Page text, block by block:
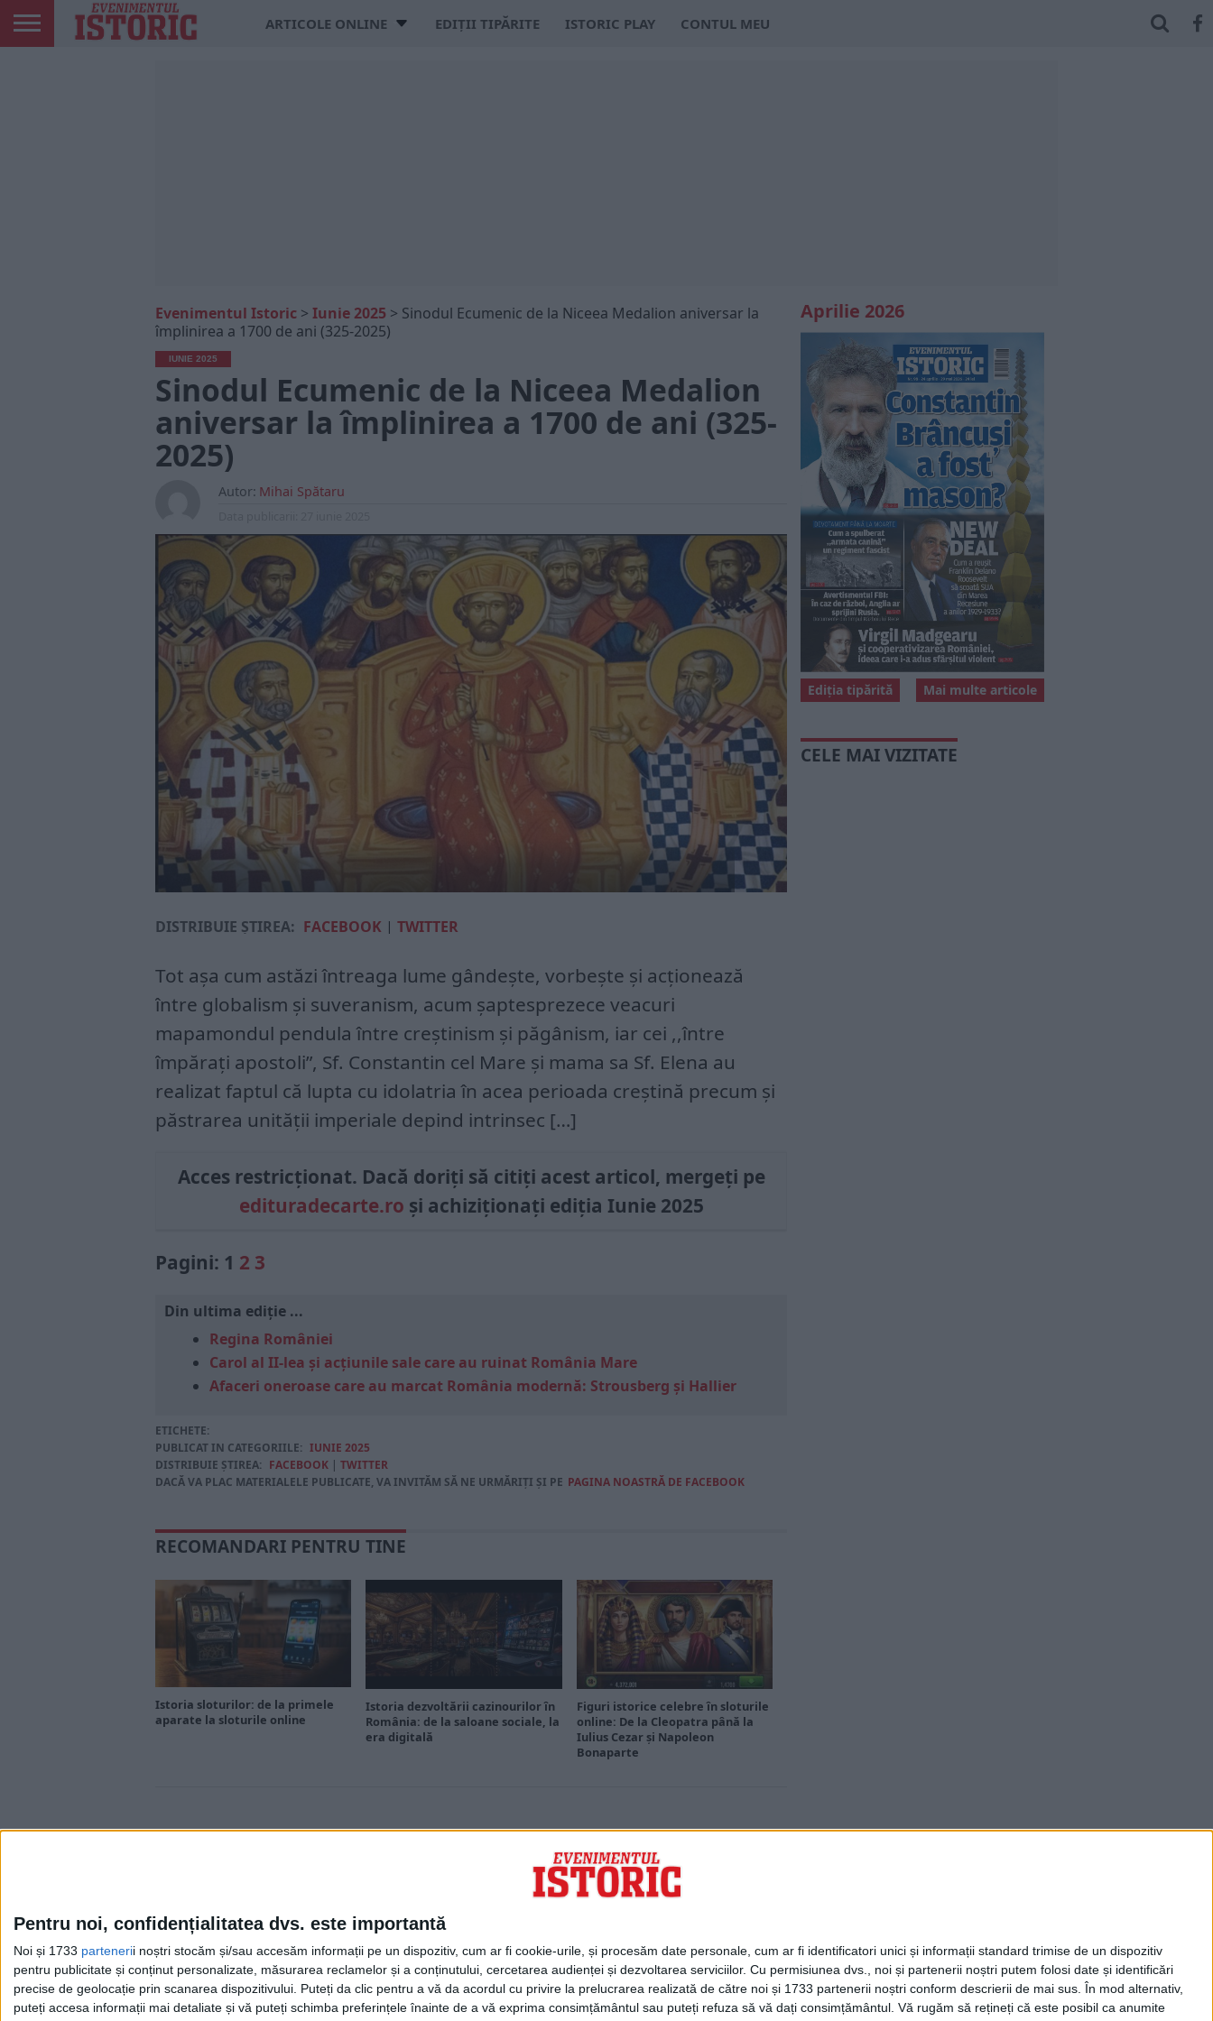
Pentru noi, confidențialitatea dvs. este importantă
Noi și 1733 partenerii noștri stocăm și/sau accesăm informații pe un dispozitiv, cum ar fi cookie-urile, și procesăm date personale, cum ar fi identificatori unici și informații standard trimise de un dispozitiv
pentru publicitate și conținut personalizate, măsurarea reclamelor și a conținutului, cercetarea audienței și dezvoltarea serviciilor. Cu permisiunea dvs., noi și partenerii noștri putem folosi date și identificări
precise de geolocație prin scanarea dispozitivului. Puteți da clic pentru a vă da acordul cu privire la prelucrarea realizată de către noi și 1733 partenerii noștri conform descrierii de mai sus. În mod alternativ,
puteți accesa informații mai detaliate și vă puteți schimba preferințele înainte de a vă exprima consimțământul sau puteți refuza să vă dați consimțământul. Vă rugăm să rețineți că este posibil ca anumite
ARTICOLE ONLINE EDIȚII TIPĂRITE ISTORIC PLAY CONTUL MEU
Evenimentul Istoric > Iunie 2025 > Sinodul Ecumenic de la Niceea Medalion aniversar la
împlinirea a 1700 de ani (325-2025)
IUNIE 2025
Sinodul Ecumenic de la Niceea Medalion
aniversar la împlinirea a 1700 de ani (325-
2025)
Autor: Mihai Spătaru
DISTRIBUIE ȘTIREA: FACEBOOK | TWITTER
Tot așa cum astăzi întreaga lume gândește, vorbește și acționează
între globalism și suveranism, acum șaptesprezece veacuri
mapamondul pendula între creștinism și păgânism, iar cei ,,între
împărați apostoli”, Sf. Constantin cel Mare și mama sa Sf. Elena au
realizat faptul că lupta cu idolatria în acea perioada creștină precum și
păstrarea unității imperiale depind intrinsec […]
Acces restricționat. Dacă doriți să citiți acest articol, mergeți pe
edituradecarte.ro și achiziționați ediția Iunie 2025
Pagini: 1 2 3
Din ultima ediție ...
Regina României
Carol al II-lea și acțiunile sale care au ruinat România Mare
Afaceri oneroase care au marcat România modernă: Strousberg și Hallier
ETICHETE:
PUBLICAT IN CATEGORIILE: IUNIE 2025
DISTRIBUIE ȘTIREA: FACEBOOK | TWITTER
DACĂ VA PLAC MATERIALELE PUBLICATE, VA INVITĂM SĂ NE URMĂRIȚI ȘI PE PAGINA NOASTRĂ DE FACEBOOK
RECOMANDARI PENTRU TINE
Istoria sloturilor: de la primele
aparate la sloturile online
Istoria dezvoltării cazinourilor în
România: de la saloane sociale, la
era digitală
Figuri istorice celebre în sloturile
online: De la Cleopatra până la
Iulius Cezar și Napoleon
Bonaparte
Aprilie 2026
Mai multe articole
Ediția tipărită
CELE MAI VIZITATE
Cea mai mare revistă de istorie din Europa!.
Media KIT
Evenimentul Zilei
Doctorul Zilei
Infofinanciar
Infoactual
Editura de carte
EVZ Comunicate
Capital Comunicate